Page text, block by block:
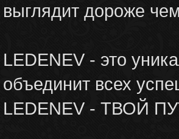
выглядит дороже
LEDENEV - это
объединит всех
LEDENEV - ТВОЙ